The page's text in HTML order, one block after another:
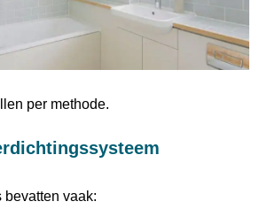
per methode.
bevatten vaak: